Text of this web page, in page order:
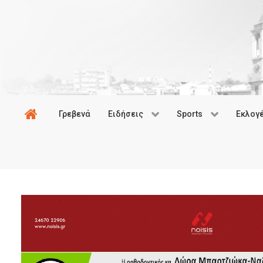
Γρεβενά Ειδήσεις Sports